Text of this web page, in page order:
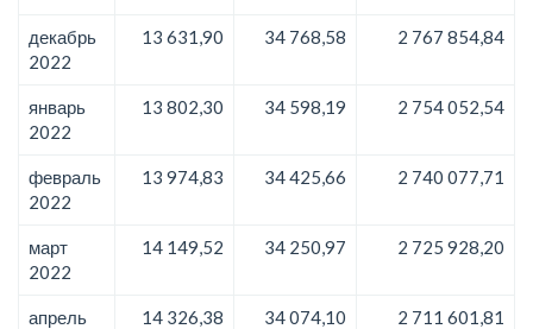
декабрь
2022
13 631,90 34 768,58 2 767 854,84
январь
2022
13 802,30 34 598,19 2 754 052,54
февраль
2022
13 974,83 34 425,66 2 740 077,71
март
2022
14 149,52 34 250,97 2 725 928,20
апрель
14 326,38 34 074,10 2 711 601,81